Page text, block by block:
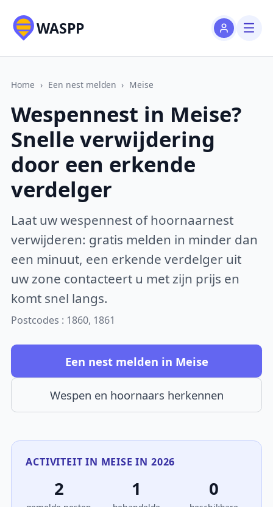
WASPP
Home › Een nest melden › Meise
Wespennest in Meise?
Snelle verwijdering
door een erkende
verdelger
Laat uw wespennest of hoornaarnest
verwijderen: gratis melden in minder dan
een minuut, een erkende verdelger uit
uw zone contacteert u met zijn prijs en
komt snel langs.
Postcodes : 1860, 1861
Een nest melden in Meise
Wespen en hoornaars herkennen
ACTIVITEIT IN MEISE IN 2026
2 1 0